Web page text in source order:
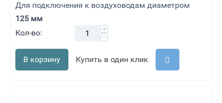
Для подключения к воздуховодам диаметром
125 мм
Кол-во:
+
−
В корзину Купить в один клик